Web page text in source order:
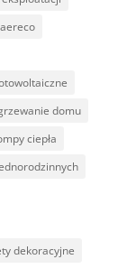
domu
ciepła
dekoracyjne